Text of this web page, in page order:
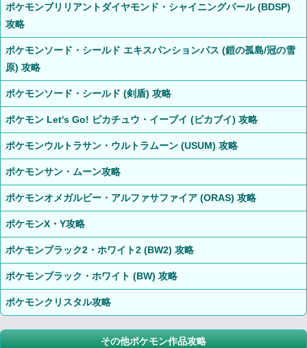
ポケモンブリリアントダイヤモンド・シャイニングパール (BDSP)
攻略
ポケモンソード・シールド エキスパンションパス (鎧の孤島/冠の雪
原) 攻略
ポケモンソード・シールド (剣盾) 攻略
ポケモン Let's Go! ピカチュウ・イーブイ (ピカブイ) 攻略
ポケモンウルトラサン・ウルトラムーン (USUM) 攻略
ポケモンサン・ムーン攻略
ポケモンオメガルビー・アルファサファイア (ORAS) 攻略
ポケモンX・Y攻略
ポケモンブラック2・ホワイト2 (BW2) 攻略
ポケモンブラック・ホワイト (BW) 攻略
ポケモンクリスタル攻略
その他ポケモン作品攻略